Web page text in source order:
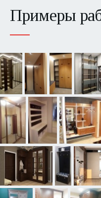
Детские
Кабинеты
Изделия из
Индивидуальная
Примеры